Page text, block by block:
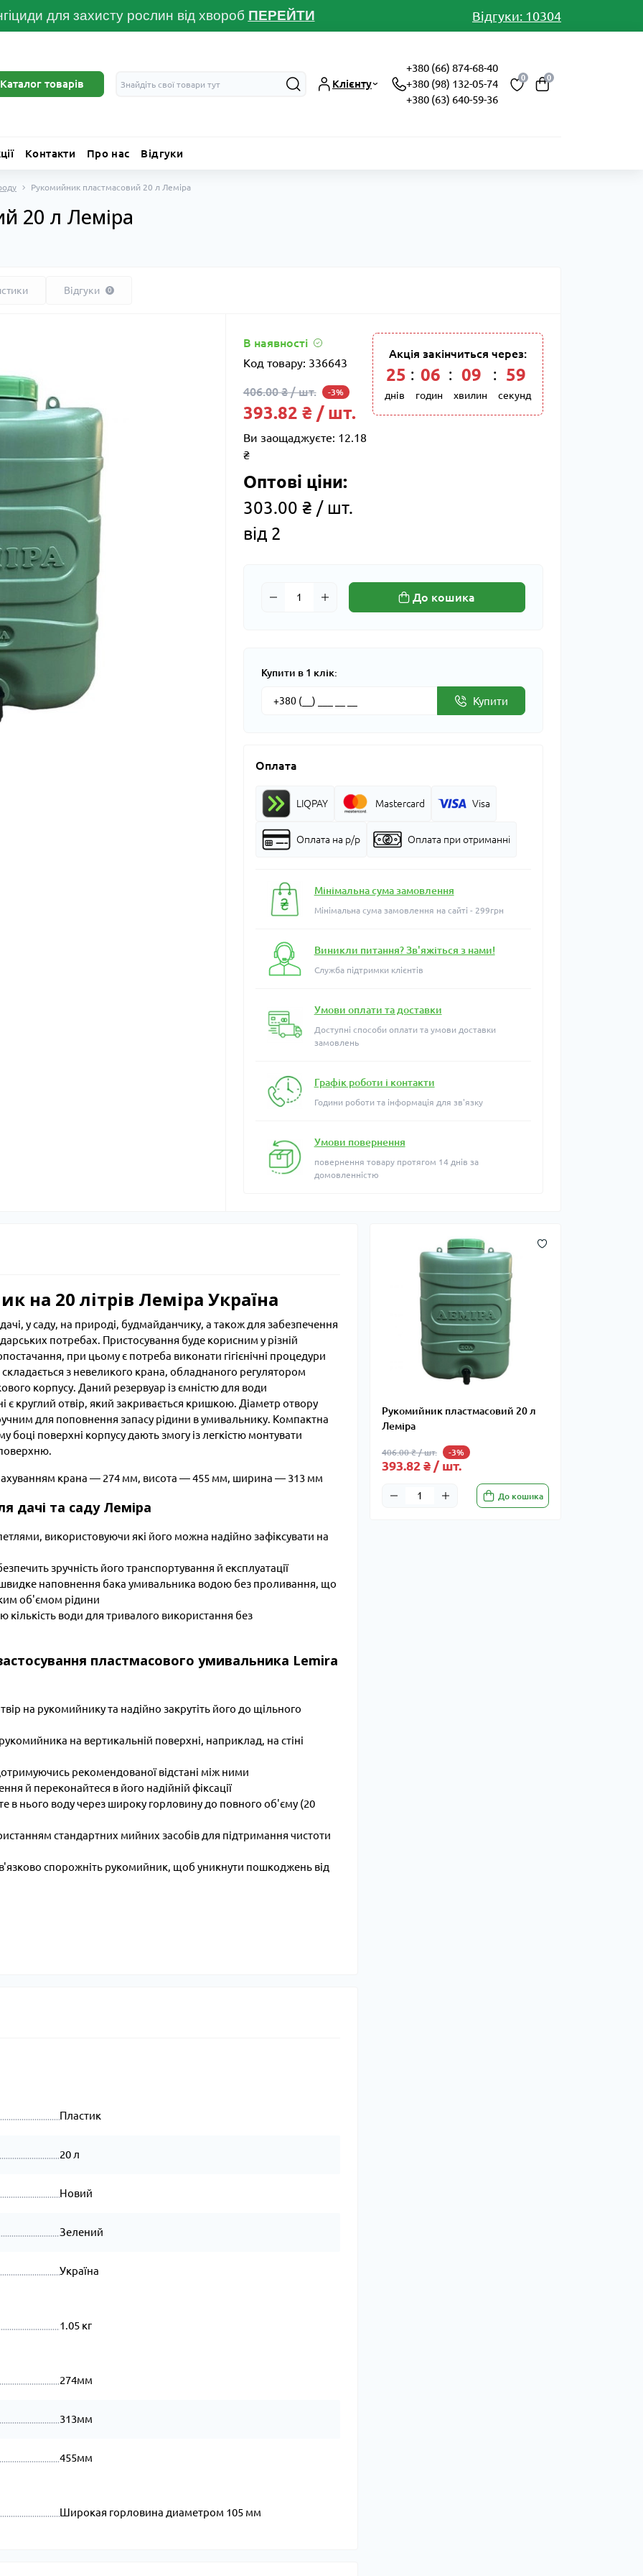
для захисту рослин від хвороб ПЕРЕЙТИ Відгуки: 10304
Каталог товарів Клієнту
+380 (66) 874-68-40
+380 (98) 132-05-74
+380 (63) 640-59-36
0 0
Контакти Про нас Відгуки
Рукомийник пластмасовий 20 л Леміра
20 л Леміра
Відгуки 0
В наявності
Код товару: 336643
406.00 ₴ / шт. -3%
393.82 ₴ / шт.
Ви заощаджуєте: 12.18
₴
Оптові ціни:
303.00 ₴ / шт.
від 2
Акція закінчиться через:
25
днів
: 06
годин
: 09
хвилин
: 58
секунд
До кошика
Купити в 1 клік:
Купити
Оплата
LIQPAY Mastercard Visa
Оплата на р/р Оплата при отриманні
Мінімальна сума замовлення
Мінімальна сума замовлення на сайті - 299грн
Виникли питання? Зв'яжіться з нами!
Служба підтримки клієнтів
Умови оплати та доставки
Доступні способи оплати та умови доставки
замовлень
Графік роботи і контакти
Години роботи та інформація для зв'язку
Умови повернення
повернення товару протягом 14 днів за
домовленністю
Рукомийник пластмасовий 20 л
Леміра
406.00 ₴ / шт. -3%
393.82 ₴ / шт.
До кошика
на 20 літрів Леміра Україна
у саду, на природі, будмайданчику, а також для забезпечення
потребах. Пристосування буде корисним у різній
при цьому є потреба виконати гігієнічні процедури
з невеликого крана, обладнаного регулятором
корпусу. Даний резервуар із ємністю для води
є круглий отвір, який закривається кришкою. Діаметр отвору
для поповнення запасу рідини в умивальнику. Компактна
боці поверхні корпусу дають змогу із легкістю монтувати
крана — 274 мм, висота — 455 мм, ширина — 313 мм
дачі та саду Леміра
використовуючи які його можна надійно зафіксувати на
зручність його транспортування й експлуатації
наповнення бака умивальника водою без проливання, що
об'ємом рідини
кількість води для тривалого використання без
застосування пластмасового умивальника Lemira
на рукомийнику та надійно закрутіть його до щільного
на вертикальній поверхні, наприклад, на стіні
рекомендованої відстані між ними
й переконайтеся в його надійній фіксації
в нього воду через широку горловину до повного об'єму (20
стандартних мийних засобів для підтримання чистоти
спорожніть рукомийник, щоб уникнути пошкоджень від
Пластик
20 л
Новий
Зелений
Україна
1.05 кг
274мм
313мм
455мм
Широкая горловина диаметром 105 мм